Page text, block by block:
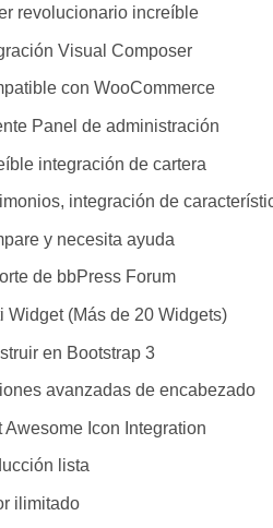
revolucionario increíble
Visual Composer
con WooCommerce
Panel de administración
integración de cartera
integración de
y necesita ayuda
de bbPress Forum
Widget (Más de 20 Widgets)
en Bootstrap 3
avanzadas de encabezado
Awesome Icon Integration
lista
ilimitado